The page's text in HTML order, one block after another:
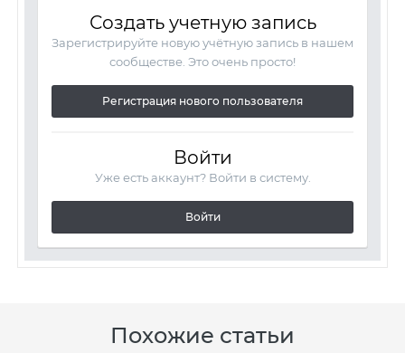
Создать учетную запись
Зарегистрируйте новую учётную запись в нашем
сообществе. Это очень просто!
Регистрация нового пользователя
Войти
Уже есть аккаунт? Войти в систему.
Войти
Похожие статьи